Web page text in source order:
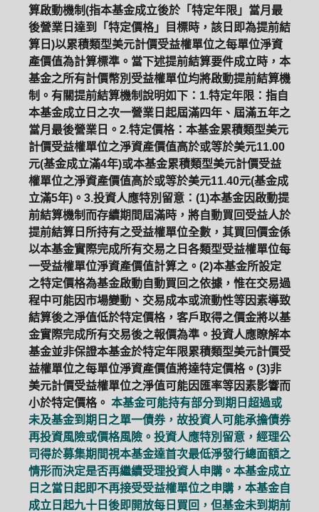
算啟動機制(指本基金成立後於「特定年限」當月最
後營業日達到「特定價格」目標時，該日即為提前結
算日)以累積類型美元計價受益權單位之每單位淨資
產價值為計算標準。當下述提前結算要件成立時，本
基金之所有計價幣別受益權單位均將啟動提前結算機
制。有關提前結算機制說明如下：1.特定年限：指自
本基金成立日之次一營業日起屆滿四年、屆滿五年之
當月最後營業日。2.特定價格：本基金累積類型美元
計價受益權單位之淨資產價值高於或等於美元11.00
元(基金成立滿4年)或本基金累積類型美元計價受益
權單位之淨資產價值高於或等於美元11.40元(基金成
立滿5年)。3.投資人應特別留意：(1)本基金因啟動提
前結算機制而存續期間屆滿時，將自動買回受益人於
提前結算日所持有之受益權單位全數，其買回價金係
以本基金實際完成所有交易之日各類型受益權單位每
一受益權單位淨資產價值計算之。(2)本基金所設定
之特定價格為基金啟動自動買回之依據，惟在交易過
程中可能因市場變動、交易成本或流動性等因素導致
結算後之淨值低於特定價格，客戶取得之價金將以基
金實際完成所有交易後之報價為準。投資人應瞭解本
基金並非保證本基金於特定年限累積類型美元計價受
益權單位之每單位淨資產價值將達特定價格。(3)非
美元計價受益權單位之淨值可能因匯率等因素影響而
小於特定價格。 本基金可能持有部分到期日超過或
未及基金到期日之單一債券，故投資人可能承擔債券
再投資風險或價格風險。投資人應特別留意，經理公
司得於募集期間視本基金達首次最低淨發行總面額之
情形而決定是否再繼續受理投資人申購。本基金成立
日之當日起即不再接受受益權單位之申購，本基金自
成立日起九十日後即開放每日買回，但基金未到期前